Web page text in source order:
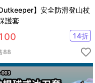
Outkeeper】安全防滑登山杖
護套
14折
88